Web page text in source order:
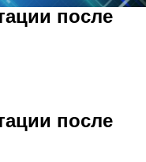
после
после